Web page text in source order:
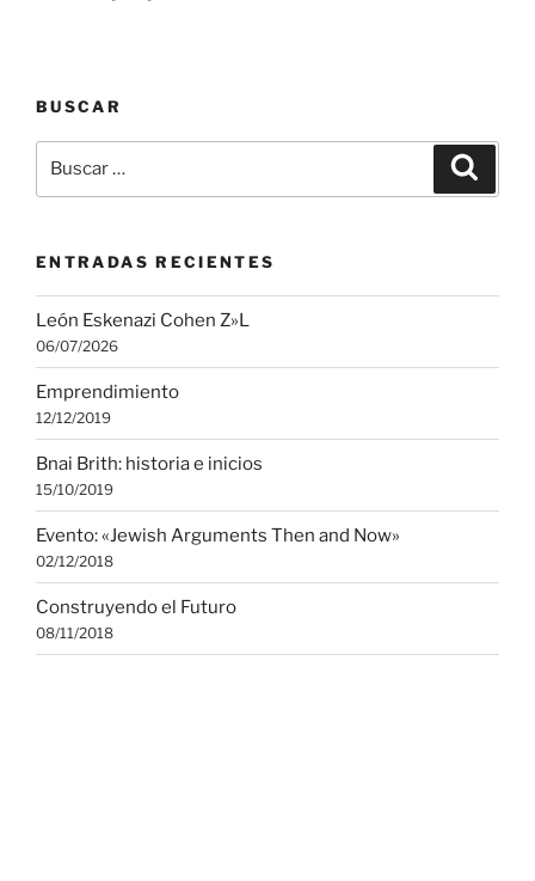
BUSCAR
por:
ENTRADAS RECIENTES
León Eskenazi Cohen Z»L
06/07/2026
Emprendimiento
12/12/2019
Bnai Brith: historia e inicios
15/10/2019
Evento: «Jewish Arguments Then and Now»
02/12/2018
Construyendo el Futuro
08/11/2018